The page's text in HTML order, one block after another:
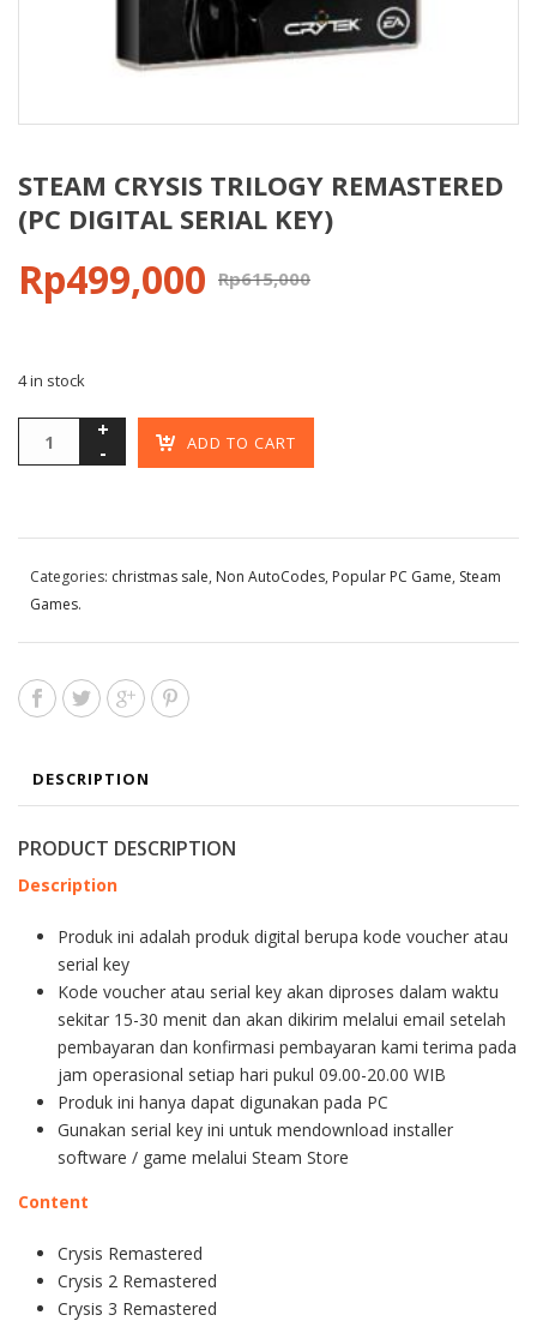
STEAM CRYSIS TRILOGY REMASTERED
(PC DIGITAL SERIAL KEY)
Rp615,000
Rp499,000
4 in stock
ADD TO CART
Categories: christmas sale, Non AutoCodes, Popular PC Game, Steam
Games.
DESCRIPTION
PRODUCT DESCRIPTION
Description
Produk ini adalah produk digital berupa kode voucher atau
serial key
Kode voucher atau serial key akan diproses dalam waktu
sekitar 15-30 menit dan akan dikirim melalui email setelah
pembayaran dan konfirmasi pembayaran kami terima pada
jam operasional setiap hari pukul 09.00-20.00 WIB
Produk ini hanya dapat digunakan pada PC
Gunakan serial key ini untuk mendownload installer
software / game melalui Steam Store
Content
Crysis Remastered
Crysis 2 Remastered
Crysis 3 Remastered